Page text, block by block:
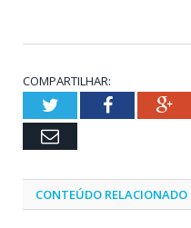
COMPARTILHAR:
TwitterFacebook
Email
CONTEÚDO RELACIONADO